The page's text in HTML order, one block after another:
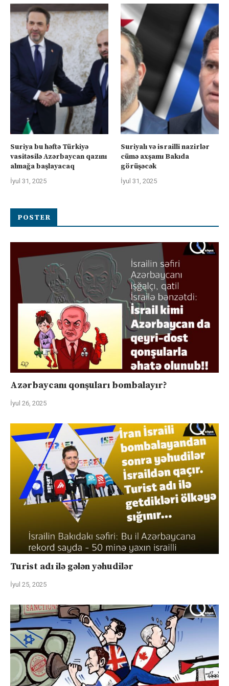
Suriya bu həftə Türkiyə
vasitəsilə Azərbaycan qazını
almağa başlayacaq
İyul 31, 2025
Suriyalı və israilli nazirlər
cümə axşamı Bakıda
görüşəcək
İyul 31, 2025
POSTER
Azərbaycanı qonşuları bombalayır?
İyul 26, 2025
Turist adı ilə gələn yəhudilər
İyul 25, 2025